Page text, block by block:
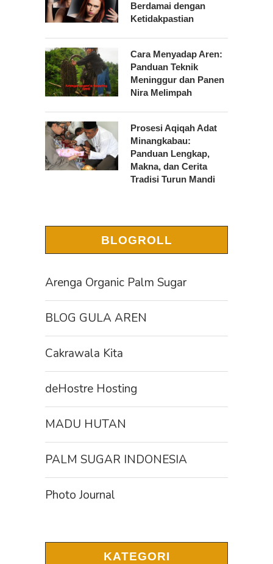
Berdamai dengan
Ketidakpastian
Cara Menyadap Aren:
Panduan Teknik
Meninggur dan Panen
Nira Melimpah
Prosesi Aqiqah Adat
Minangkabau:
Panduan Lengkap,
Makna, dan Cerita
Tradisi Turun Mandi
BLOGROLL
Arenga Organic Palm Sugar
BLOG GULA AREN
Cakrawala Kita
deHostre Hosting
MADU HUTAN
PALM SUGAR INDONESIA
Photo Journal
KATEGORI